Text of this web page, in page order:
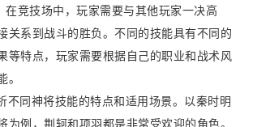
在竞技场中，玩家需要与其他玩家一决高
关系到战斗的胜负。不同的技能具有不同的
等特点，玩家需要根据自己的职业和战术风
不同神将技能的特点和适用场景。以秦时明
为例，荆轲和项羽都是非常受欢迎的角色。